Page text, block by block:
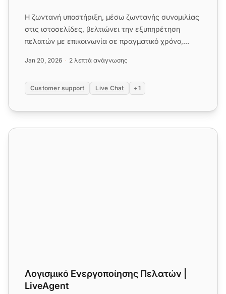
Η ζωντανή υποστήριξη, μέσω ζωντανής συνομιλίας
στις ιστοσελίδες, βελτιώνει την εξυπηρέτηση
πελατών με επικοινωνία σε πραγματικό χρόνο,
Jan 20, 2026 2 λεπτά ανάγνωσης
Customer support Live Chat +1
Λογισμικό Ενεργοποίησης Πελατών | LiveAgent
Λογισμικό Ενεργοποίησης Πελατών |
LiveAgent